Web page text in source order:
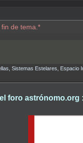
de tema.*
Sistemas Estelares, Espacio
foro astrónomo.org